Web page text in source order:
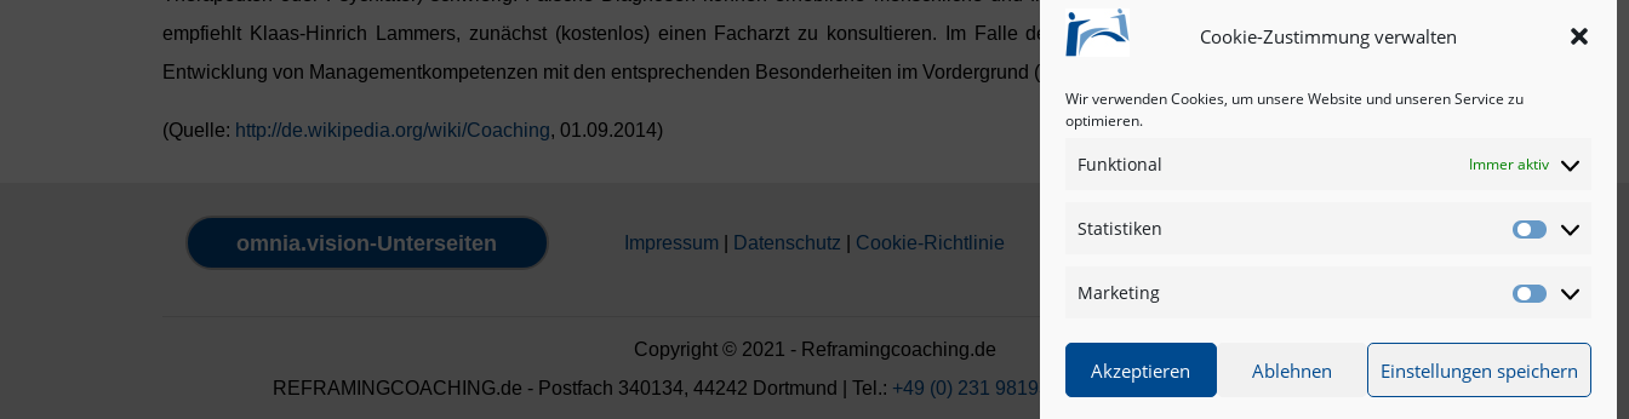
Cookie-Zustimmung verwalten
Wir verwenden Cookies, um unsere Website und unseren Service zu
optimieren.
Funktional Immer aktiv
Statistiken
Marketing
Marketing
Akzeptieren Ablehnen Einstellungen speichern
empfiehlt Klaas-Hinrich Lammers, zunächst (kostenlos) einen Facharzt zu konsultieren. Im Falle des Business- oder Executive-Coaching steht die
Entwicklung von Managementkompetenzen mit den entsprechenden Besonderheiten im Vordergrund (siehe Abschnitt „Coaching im Management“).
(Quelle: http://de.wikipedia.org/wiki/Coaching, 01.09.2014)
omnia.vision-Unterseiten Impressum Datenschutz Cookie-Richtlinie
Copyright © 2021 - Reframingcoaching.de
REFRAMINGCOACHING.de - Postfach 340134, 44242 Dortmund | Tel.: +49 (0) 231 9819393020 info@reframingcoaching.de